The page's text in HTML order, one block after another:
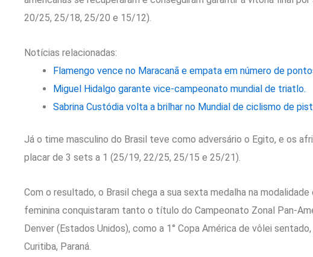
20/25, 25/18, 25/20 e 15/12).
Notícias relacionadas:
Flamengo vence no Maracanã e empata em número de
Miguel Hidalgo garante vice-campeonato mundial de triatlo.
Sabrina Custódia volta a brilhar no Mundial de ciclismo de
Já o time masculino do Brasil teve como adversário o Egito, e os
placar de 3 sets a 1 (25/19, 22/25, 25/15 e 25/21).
Com o resultado, o Brasil chega a sua sexta medalha na
feminina conquistaram tanto o título do Campeonato Zonal Pan-
Denver (Estados Unidos), como a 1° Copa América de vôlei
Curitiba, Paraná.